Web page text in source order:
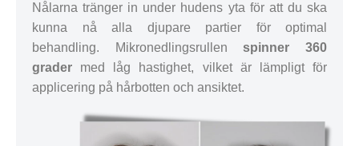
Nålarna tränger in under hudens yta för att du ska
kunna nå alla djupare partier för optimal
behandling. Mikronedlingsrullenspinner 360
grader med låg hastighet, vilket är lämpligt för
applicering på hårbotten och ansiktet.